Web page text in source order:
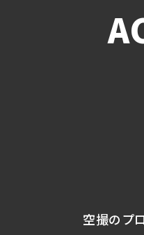
空撮のプ